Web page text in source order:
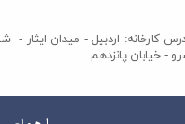
- خیابان پانزدهم